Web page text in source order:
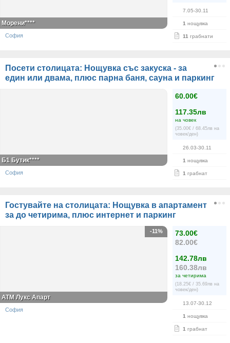
7.05-30.11
1 нощувка
11 грабнати
Морени****
София
Посети столицата: Нощувка със закуска - за
един или двама, плюс парна баня, сауна и паркинг
60.00€
117.35лв
на човек
(35.00€ / 68.45лв на
човек/ден)
26.03-30.11
1 нощувка
1 грабнат
Б1 Бутик****
София
Гостувайте на столицата: Нощувка в апартамент
за до четирима, плюс интернет и паркинг
73.00€
82.00€
142.78лв
160.38лв
за четирима
(18.25€ / 35.69лв на
човек/ден)
13.07-30.12
1 нощувка
1 грабнат
-11%
АТМ Лукс Апарт
София